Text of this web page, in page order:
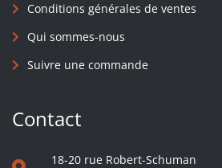
Conditions générales de ventes
Qui sommes-nous
Suivre une commande
Contact
18-20 rue Robert-Schuman